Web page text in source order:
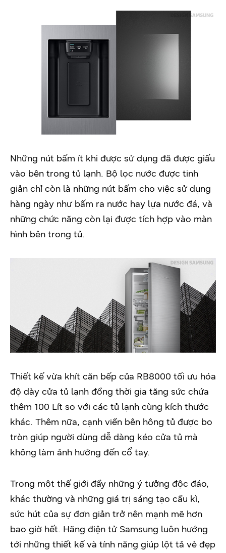
Những nút bấm ít khi được sử dụng đã được giấu
vào bên trong tủ lạnh. Bộ lọc nước được tinh
giản chỉ còn là những nút bấm cho việc sử dụng
hàng ngày như bấm ra nước hay lựa nước đá, và
những chức năng còn lại được tích hợp vào màn
hình bên trong tủ.
Thiết kế vừa khít căn bếp của RB8000 tối ưu hóa
độ dày cửa tủ lạnh đồng thời gia tăng sức chứa
thêm 100 Lít so với các tủ lạnh cùng kích thước
khác. Thêm nữa, cạnh viền bên hông tủ được bo
tròn giúp người dùng dễ dàng kéo cửa tủ mà
không làm ảnh hưởng đến cổ tay.
Trong một thế giới đầy những ý tưởng độc đáo,
khác thường và những giá trị sáng tạo cầu kì,
sức hút của sự đơn giản trở nên mạnh mẽ hơn
bao giờ hết. Hãng điện tử Samsung luôn hướng
tới những thiết kế và tính năng giúp lột tả vẻ đẹp